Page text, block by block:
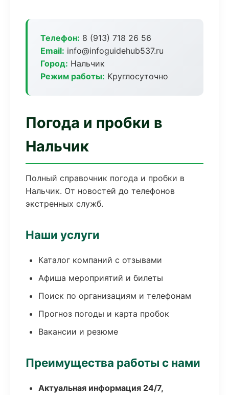
Телефон: 8 (913) 718 26 56
Email: info@infoguidehub537.ru
Город: Нальчик
Режим работы: Круглосуточно
Погода и пробки в
Нальчик
Полный справочник погода и пробки в
Нальчик. От новостей до телефонов
экстренных служб.
Наши услуги
Каталог компаний с отзывами
Афиша мероприятий и билеты
Поиск по организациям и телефонам
Прогноз погоды и карта пробок
Вакансии и резюме
Преимущества работы с нами
Актуальная информация 24/7,